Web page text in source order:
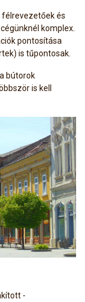
és
cégünknél komplex.
pontosítása
is tűpontosak.
bútorok
is kell
-